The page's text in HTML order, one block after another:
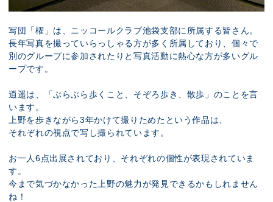
写団「櫂」は、ニッコールクラブ池袋支部に所属する皆さん。
長年写真を撮っていらっしゃる方が多く所属しており、個々で
別のグループに参加されたりと写真活動に熱心な方が多いグル
ープです。
逍遥は、「ぶらぶら歩くこと、そぞろ歩き、散歩」のことを言
います。
上野を歩きながら3年かけて撮りためたという作品は、
それぞれの視点で写し撮られています。
お一人6点出展されており、それぞれの個性が表現されていま
す。
今まで気づかなかった上野の魅力が発見できるかもしれません
ね！